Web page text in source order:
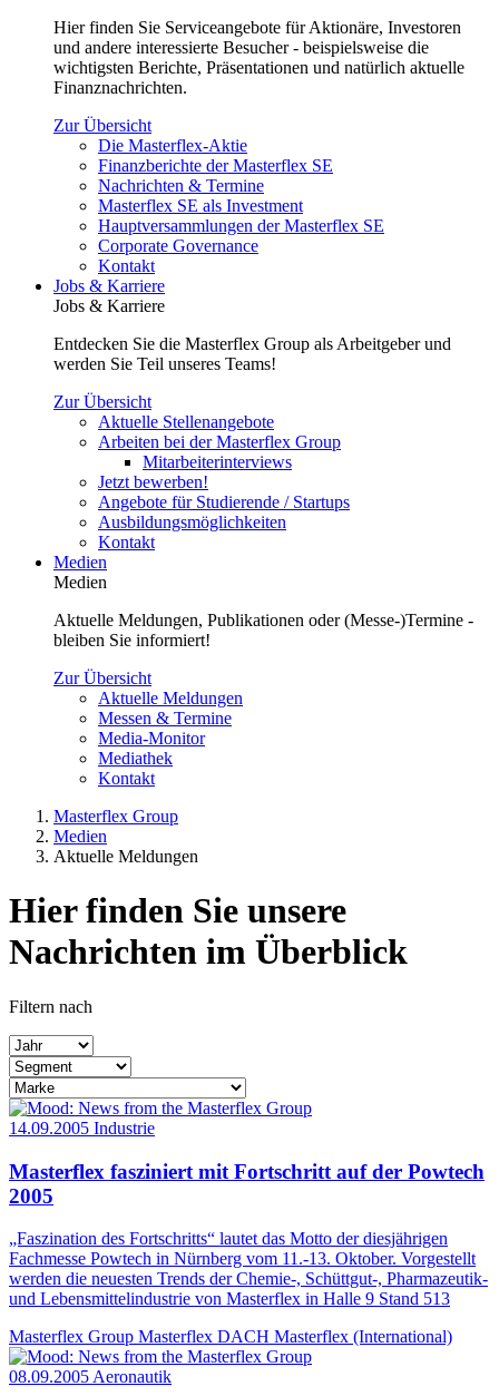
Hier finden Sie Serviceangebote für Aktionäre, Investoren
und andere interessierte Besucher - beispielsweise die
wichtigsten Berichte, Präsentationen und natürlich aktuelle
Finanznachrichten.
Zur Übersicht
Die Masterflex-Aktie
Finanzberichte der Masterflex SE
Nachrichten & Termine
Masterflex SE als Investment
Hauptversammlungen der Masterflex SE
Corporate Governance
Kontakt
Jobs & Karriere
Jobs & Karriere
Entdecken Sie die Masterflex Group als Arbeitgeber und
werden Sie Teil unseres Teams!
Zur Übersicht
Aktuelle Stellenangebote
Arbeiten bei der Masterflex Group
Mitarbeiterinterviews
Jetzt bewerben!
Angebote für Studierende / Startups
Ausbildungsmöglichkeiten
Kontakt
Medien
Medien
Aktuelle Meldungen, Publikationen oder (Messe-)Termine -
bleiben Sie informiert!
Zur Übersicht
Aktuelle Meldungen
Messen & Termine
Media-Monitor
Mediathek
Kontakt
Masterflex Group
Medien
Aktuelle Meldungen
Hier finden Sie unsere
Nachrichten im Überblick
Filtern nach
14.09.2005 Industrie
Masterflex fasziniert mit Fortschritt auf der Powtech
2005
„Faszination des Fortschritts“ lautet das Motto der diesjährigen
Fachmesse Powtech in Nürnberg vom 11.-13. Oktober. Vorgestellt
werden die neuesten Trends der Chemie-, Schüttgut-, Pharmazeutik-
und Lebensmittelindustrie von Masterflex in Halle 9 Stand 513
Masterflex Group Masterflex DACH Masterflex (International)
08.09.2005 Aeronautik